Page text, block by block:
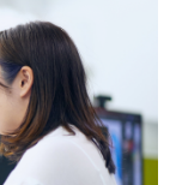
に向けた施策の実
分業しながら、ハ
によっては、ラフ
ります。